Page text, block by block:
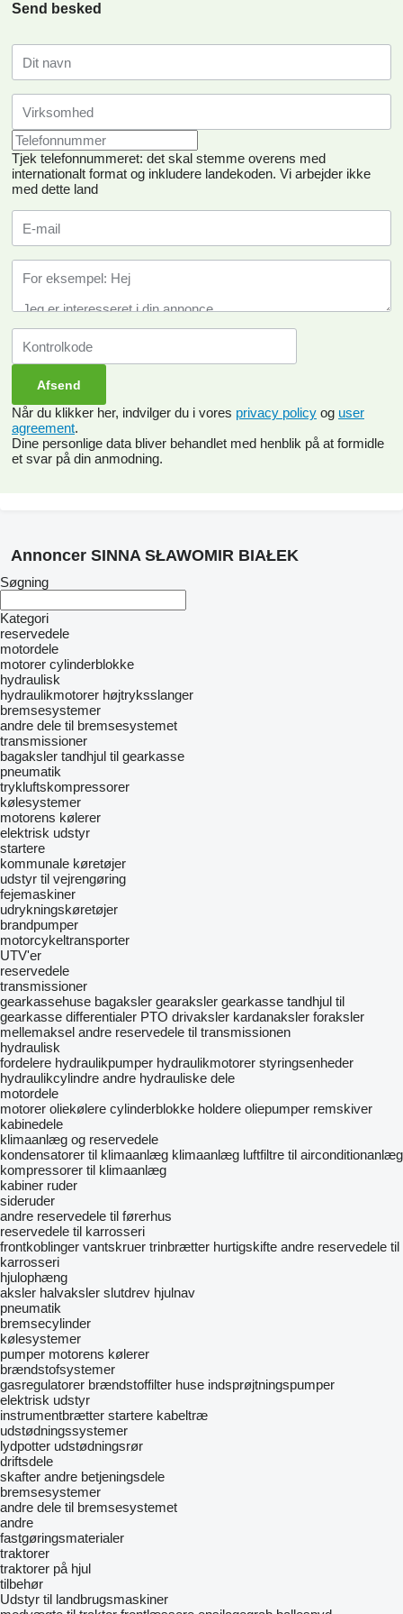
Send besked
Tjek telefonnummeret: det skal stemme overens med
internationalt format og inkludere landekoden. Vi arbejder ikke
med dette land
Når du klikker her, indvilger du i vores privacy policy og user
agreement.
Dine personlige data bliver behandlet med henblik på at formidle
et svar på din anmodning.
Annoncer SINNA SŁAWOMIR BIAŁEK
Søgning
Kategori
reservedele
motordele
motorer cylinderblokke
hydraulisk
hydraulikmotorer højtryksslanger
bremsesystemer
andre dele til bremsesystemet
transmissioner
bagaksler tandhjul til gearkasse
pneumatik
trykluftskompressorer
kølesystemer
motorens kølerer
elektrisk udstyr
startere
kommunale køretøjer
udstyr til vejrengøring
fejemaskiner
udrykningskøretøjer
brandpumper
motorcykeltransporter
UTV'er
reservedele
transmissioner
gearkassehuse bagaksler gearaksler gearkasse tandhjul til
gearkasse differentialer PTO drivaksler kardanaksler foraksler
mellemaksel andre reservedele til transmissionen
hydraulisk
fordelere hydraulikpumper hydraulikmotorer styringsenheder
hydraulikcylindre andre hydrauliske dele
motordele
motorer oliekølere cylinderblokke holdere oliepumper remskiver
kabinedele
klimaanlæg og reservedele
kondensatorer til klimaanlæg klimaanlæg luftfiltre til airconditionanlæg
kompressorer til klimaanlæg
kabiner ruder
sideruder
andre reservedele til førerhus
reservedele til karrosseri
frontkoblinger vantskruer trinbrætter hurtigskifte andre reservedele til
karrosseri
hjulophæng
aksler halvaksler slutdrev hjulnav
pneumatik
bremsecylinder
kølesystemer
pumper motorens kølerer
brændstofsystemer
gasregulatorer brændstoffilter huse indsprøjtningspumper
elektrisk udstyr
instrumentbrætter startere kabeltræ
udstødningssystemer
lydpotter udstødningsrør
driftsdele
skafter andre betjeningsdele
bremsesystemer
andre dele til bremsesystemet
andre
fastgøringsmaterialer
traktorer
traktorer på hjul
tilbehør
Udstyr til landbrugsmaskiner